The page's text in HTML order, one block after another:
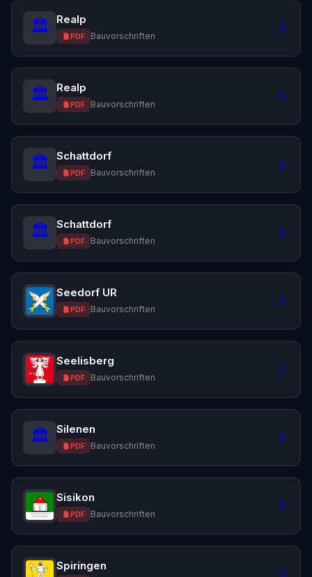
🏛️ Realp
PDF Bauvorschriften
🏛️ Realp
PDF Bauvorschriften
🏛️ Schattdorf
PDF Bauvorschriften
🏛️ Schattdorf
PDF Bauvorschriften
Seedorf UR
PDF Bauvorschriften
Seelisberg
PDF Bauvorschriften
🏛️ Silenen
PDF Bauvorschriften
Sisikon
PDF Bauvorschriften
Spiringen